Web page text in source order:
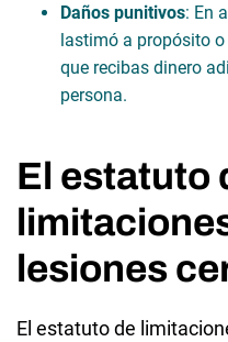
Daños punitivos: En
lastimó a propósito
que recibas dinero
persona.
El estatuto
lesiones
El estatuto de